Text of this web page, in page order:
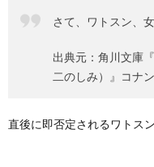
さて、ワトスン、
出典元：角川文庫
二のしみ）』コナ
直後に即否定されるワトス